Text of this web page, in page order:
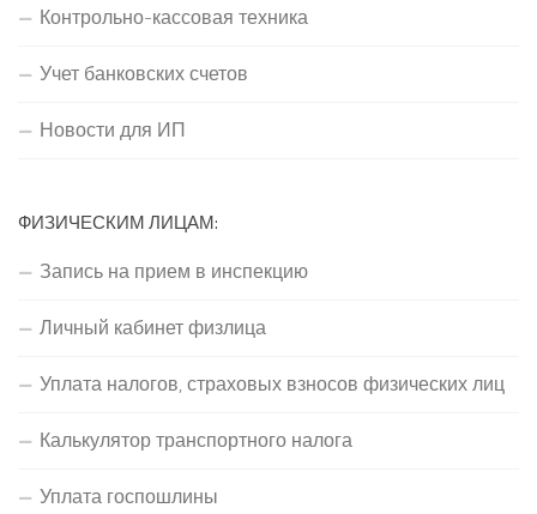
Контрольно-кассовая техника
Учет банковских счетов
Новости для ИП
ФИЗИЧЕСКИМ ЛИЦАМ:
Запись на прием в инспекцию
Личный кабинет физлица
Уплата налогов, страховых взносов физических лиц
Калькулятор транспортного налога
Уплата госпошлины